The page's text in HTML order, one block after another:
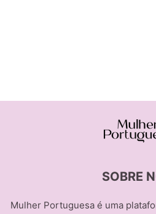
SOBRE
Mulher Portuguesa é uma